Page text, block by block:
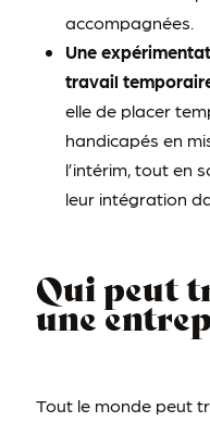
accompagnées.
Une
travail
elle de placer
handicapés en
l’intérim, tout en
leur intégration
Qui peut
une
Tout le monde peut